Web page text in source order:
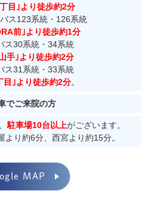
せ
）～23日（木）
させて頂きます。
、どうぞよろしくお願いいた
目｣より徒歩約2分
ス123系統・126系統
前｣より徒歩約1分
ス30系統・34系統
手｣より徒歩約2分
ス31系統・33系統
目｣より徒歩約2分。
でご来院の方
駐車場10台以上がございます。
り約6分、西宮より約15分。
MAP